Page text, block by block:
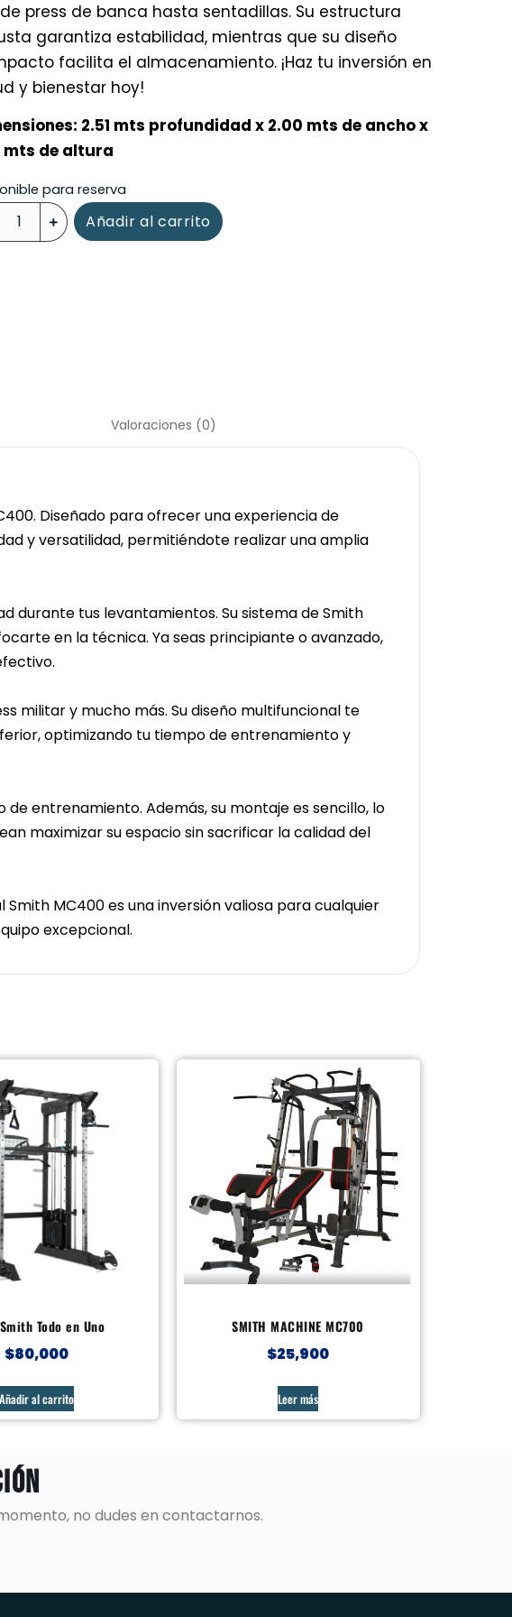
press de banca hasta sentadillas. Su estructura
garantiza estabilidad, mientras que su diseño
facilita el almacenamiento. ¡Haz tu inversión en
y bienestar hoy!
2.51 mts profundidad x 2.00 mts de ancho x
mts de altura
para reserva
Añadir al carrito
Valoraciones (0)
Diseñado para ofrecer una experiencia de
y versatilidad, permitiéndote realizar una amplia
durante tus levantamientos. Su sistema de Smith
en la técnica. Ya seas principiante o avanzado,
militar y mucho más. Su diseño multifuncional te
optimizando tu tiempo de entrenamiento y
entrenamiento. Además, su montaje es sencillo, lo
maximizar su espacio sin sacrificar la calidad del
MC400 es una inversión valiosa para cualquier
excepcional.
Todo en Uno
$80,000
Añadir al carrito
SMITH MACHINE MC700
$25,900
Leer más
no dudes en contactarnos.